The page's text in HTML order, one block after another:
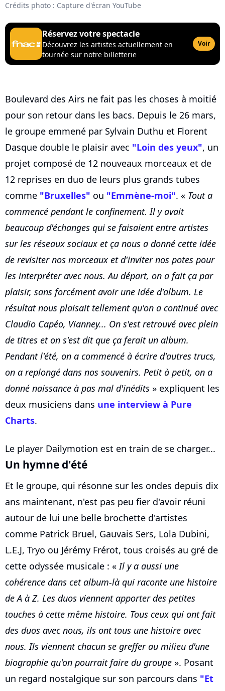
Crédits photo : Capture d'écran YouTube
Réservez votre spectacle
Découvrez les artistes actuellement en
tournée sur notre billetterie
Voir
Boulevard des Airs ne fait pas les choses à moitié
pour son retour dans les bacs. Depuis le 26 mars,
le groupe emmené par Sylvain Duthu et Florent
Dasque double le plaisir avec "Loin des yeux", un
projet composé de 12 nouveaux morceaux et de
12 reprises en duo de leurs plus grands tubes
comme "Bruxelles" ou "Emmène-moi". « Tout a
commencé pendant le confinement. Il y avait
beaucoup d'échanges qui se faisaient entre artistes
sur les réseaux sociaux et ça nous a donné cette idée
de revisiter nos morceaux et d'inviter nos potes pour
les interpréter avec nous. Au départ, on a fait ça par
plaisir, sans forcément avoir une idée d'album. Le
résultat nous plaisait tellement qu'on a continué avec
Claudio Capéo, Vianney... On s'est retrouvé avec plein
de titres et on s'est dit que ça ferait un album.
Pendant l'été, on a commencé à écrire d'autres trucs,
on a replongé dans nos souvenirs. Petit à petit, on a
donné naissance à pas mal d'inédits » expliquent les
deux musiciens dans une interview à Pure
Charts.
Le player Dailymotion est en train de se charger...
Un hymne d'été
Et le groupe, qui résonne sur les ondes depuis dix
ans maintenant, n'est pas peu fier d'avoir réuni
autour de lui une belle brochette d'artistes
comme Patrick Bruel, Gauvais Sers, Lola Dubini,
L.E.J, Tryo ou Jérémy Frérot, tous croisés au gré de
cette odyssée musicale : «Il y a aussi une
cohérence dans cet album-là qui raconte une histoire
de A à Z. Les duos viennent apporter des petites
touches à cette même histoire. Tous ceux qui ont fait
des duos avec nous, ils ont tous une histoire avec
nous. Ils viennent chacun se greffer au milieu d'une
biographie qu'on pourrait faire du groupe ». Posant
un regard nostalgique sur son parcours dans "Et